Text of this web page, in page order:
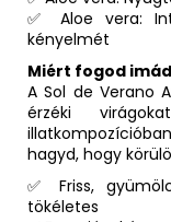
✅ Aloe vera:
kényelmét
Miért fogod
A Sol de Verano
érzéki
hagyd, hogy
✅ Friss,
tökéletes